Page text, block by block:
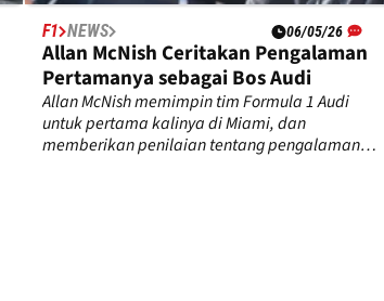
F1 NEWS 06/05/26
Allan McNish Ceritakan Pengalaman
Pertamanya sebagai Bos Audi
Allan McNish memimpin tim Formula 1 Audi
untuk pertama kalinya di Miami, dan
memberikan penilaian tentang pengalaman